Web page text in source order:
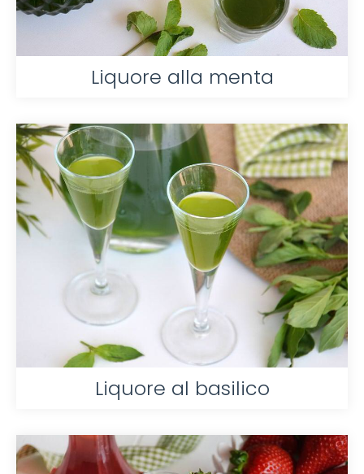
Liquore alla menta
Liquore al basilico